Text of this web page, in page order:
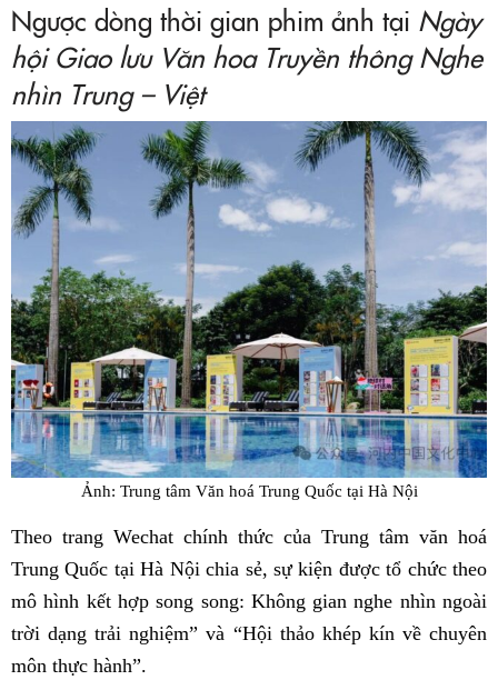
Ngược dòng thời gian phim ảnh tại Ngày
hội Giao lưu Văn hoa Truyền thông Nghe
nhìn Trung – Việt
Ảnh: Trung tâm Văn hoá Trung Quốc tại Hà Nội
Theo trang Wechat chính thức của Trung tâm văn hoá
Trung Quốc tại Hà Nội chia sẻ, sự kiện được tổ chức theo
mô hình kết hợp song song: Không gian nghe nhìn ngoài
trời dạng trải nghiệm” và “Hội thảo khép kín về chuyên
môn thực hành”.